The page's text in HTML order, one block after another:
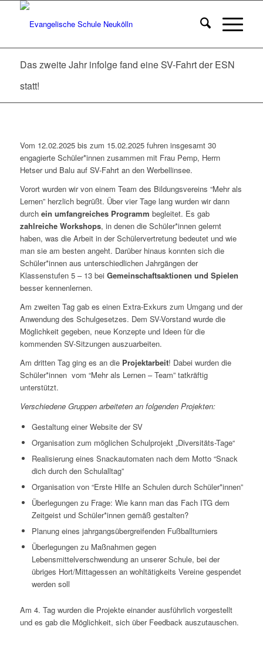
Das zweite Jahr infolge fand eine SV-Fahrt der ESN
statt!
Vom 12.02.2025 bis zum 15.02.2025 fuhren insgesamt 30
engagierte Schüler*innen zusammen mit Frau Pemp, Herrn
Hetser und Balu auf SV-Fahrt an den Werbellinsee.
Vorort wurden wir von einem Team des Bildungsvereins “Mehr als
Lernen” herzlich begrüßt. Über vier Tage lang wurden wir dann
durch ein umfangreiches Programm begleitet. Es gab
zahlreiche Workshops, in denen die Schüler*innen gelernt
haben, was die Arbeit in der Schülervertretung bedeutet und wie
man sie am besten angeht. Darüber hinaus konnten sich die
Schüler*innen aus unterschiedlichen Jahrgängen der
Klassenstufen 5 – 13 bei Gemeinschaftsaktionen und Spielen
besser kennenlernen.
Am zweiten Tag gab es einen Extra-Exkurs zum Umgang und der
Anwendung des Schulgesetzes. Dem SV-Vorstand wurde die
Möglichkeit gegeben, neue Konzepte und Ideen für die
kommenden SV-Sitzungen auszuarbeiten.
Am dritten Tag ging es an die Projektarbeit! Dabei wurden die
Schüler*innen vom “Mehr als Lernen – Team” tatkräftig
unterstützt.
Verschiedene Gruppen arbeiteten an folgenden Projekten:
Gestaltung einer Website der SV
Organisation zum möglichen Schulprojekt „Diversitäts-Tage“
Realisierung eines Snackautomaten nach dem Motto “Snack
dich durch den Schulalltag”
Organisation von “Erste Hilfe an Schulen durch Schüler*innen”
Überlegungen zu Frage: Wie kann man das Fach ITG dem
Zeitgeist und Schüler*innen gemäß gestalten?
Planung eines jahrgangsübergreifenden Fußballturniers
Überlegungen zu Maßnahmen gegen
Lebensmittelverschwendung an unserer Schule, bei der
übriges Hort/Mittagessen an wohltätigkeits Vereine gespendet
werden soll
Am 4. Tag wurden die Projekte einander ausführlich vorgestellt
und es gab die Möglichkeit, sich über Feedback auszutauschen.